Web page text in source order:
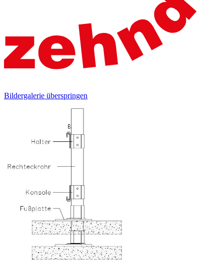
Bildergalerie überspringen